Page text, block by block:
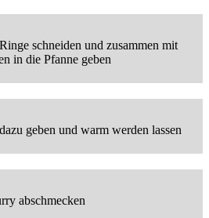
schneiden und zusammen mit
in die Pfanne geben
geben und warm werden lassen
abschmecken